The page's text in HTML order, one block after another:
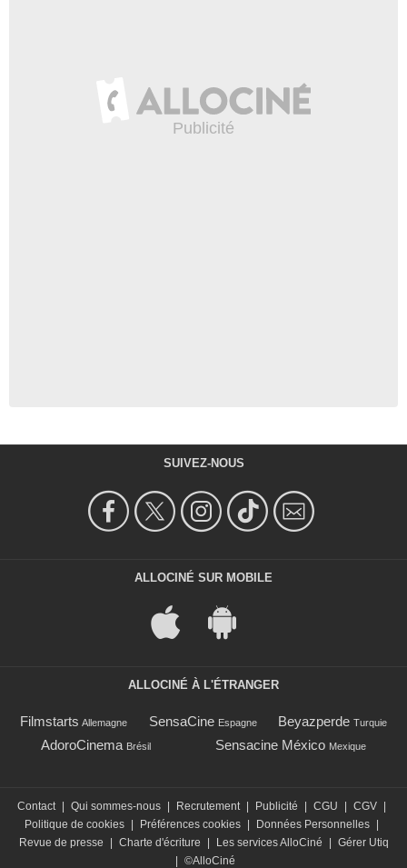
SUIVEZ-NOUS
ALLOCINÉ SUR MOBILE
ALLOCINÉ À L'ÉTRANGER
Filmstarts Allemagne SensaCine Espagne Beyazperde Turquie
AdoroCinema Brésil Sensacine México Mexique
Contact | Qui sommes-nous | Recrutement | Publicité | CGU | CGV |
Politique de cookies | Préférences cookies | Données Personnelles |
Revue de presse
| Charte d'écriture | Les services AlloCiné | Gérer Utiq
| ©AlloCiné